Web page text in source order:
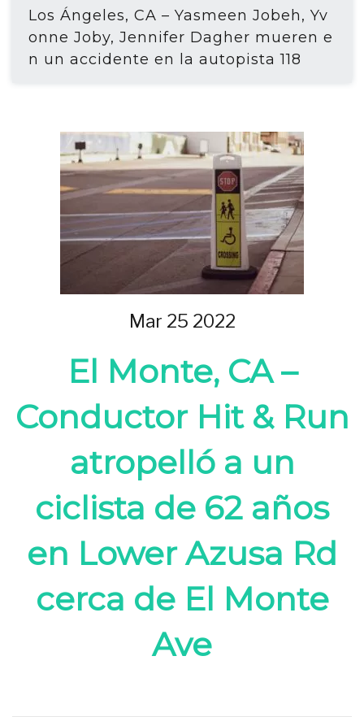
Los Ángeles, CA – Yasmeen Jobeh, Yv
onne Joby, Jennifer Dagher mueren e
n un accidente en la autopista 118
Mar 25 2022
El Monte, CA –
Conductor Hit & Run
atropelló a un
ciclista de 62 años
en Lower Azusa Rd
cerca de El Monte
Ave